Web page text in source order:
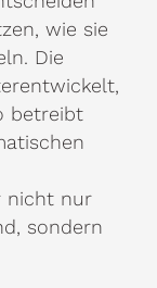
wie sie
Die
betreibt
nicht nur
sondern